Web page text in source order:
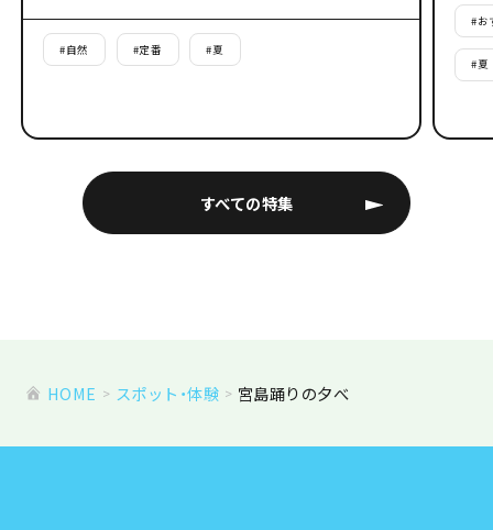
すべての特集
#自然 #定番 #夏
#お
#夏
HOME スポット・体験 宮島踊りの夕べ